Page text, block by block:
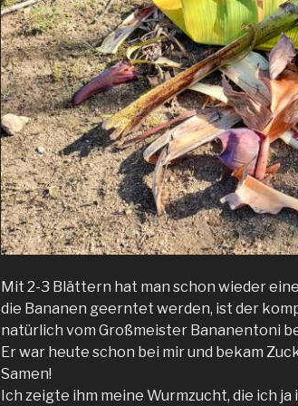
Mit 2-3 Blättern hat man schon wieder
die Bananen geerntet werden, ist der
natürlich vom Großmeister Bananentoni
Er war heute schon bei mir und bekam
Samen!
Ich zeigte ihm meine Wurmzucht, die ich